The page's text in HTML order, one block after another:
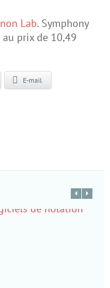
Lab. Symphony
au prix de 10,49
E-mail